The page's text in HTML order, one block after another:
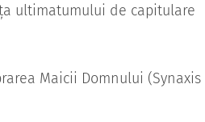
ultimatumului de capitulare
Maicii Domnului (Synaxis